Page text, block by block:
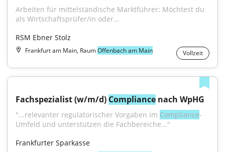
Arbeiten für mittelständische Marktführer: Möchtest du
als Wirtschaftsprüfer/in oder...
RSM Ebner Stolz
Frankfurt am Main, RaumOffenbach am Main Vollzeit
Fachspezialist (w/m/d) Compliance nach WpHG
"...relevanter regulatorischer Vorgaben im Compliance-
Umfeld und unterstützen die Fachbereiche..."
Frankfurter Sparkasse